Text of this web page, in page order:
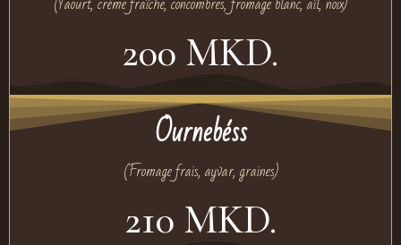
200 MKD.
Ournebéss
(Fromage frais, ayvar, graines)
210 MKD.